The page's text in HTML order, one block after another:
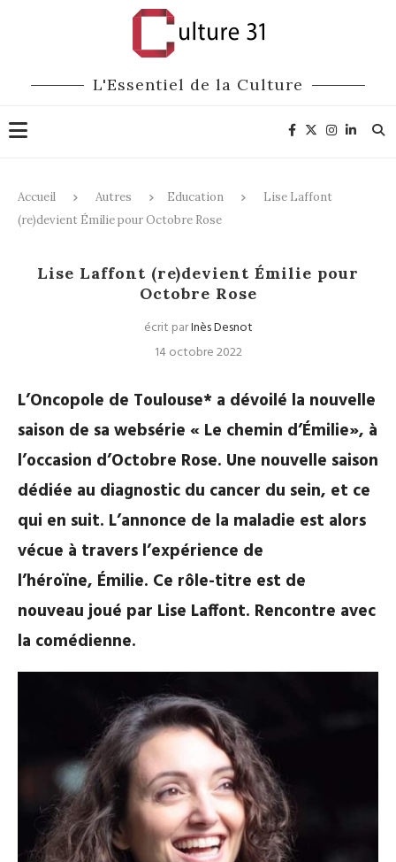
L'Essentiel de la Culture
Accueil Autres Education
Lise Laffont
(re)devient Émilie pour Octobre Rose
Culture Scientifique
Lise Laffont (re)devient Émilie pour
Octobre Rose
écrit parInès Desnot
14 octobre 2022
L’Oncopole de Toulouse* a dévoilé la nouvelle
saison de sa websérie « Le chemin d’Émilie», à
l’occasion d’Octobre Rose. Une nouvelle saison
dédiée au diagnostic du cancer du sein, et ce
qui en suit. L’annonce de la maladie est alors
vécue à travers l’expérience de
l’héroïne, Émilie. Ce rôle-titre est de
nouveaujoué par Lise Laffont. Rencontre avec
la comédienne.